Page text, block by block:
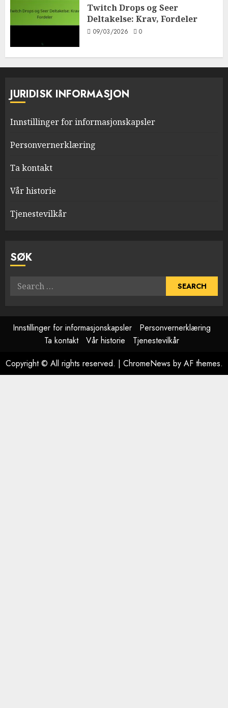
Twitch Drops og Seer
Deltakelse: Krav, Fordeler
09/03/2026 0
JURIDISK INFORMASJON
Innstillinger for informasjonskapsler
Personvernerklæring
Ta kontakt
Vår historie
Tjenestevilkår
SØK
Search
Innstillinger for informasjonskapsler
Personvernerklæring
Ta kontakt
Vår historie
Tjenestevilkår
Copyright © All rights reserved. | ChromeNews by AF themes.